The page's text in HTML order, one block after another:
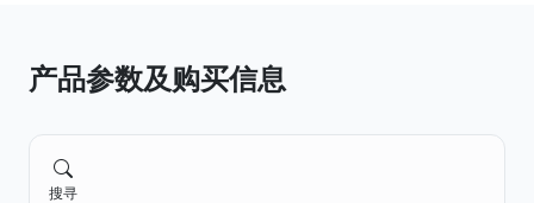
产品参数及购买信息
搜寻